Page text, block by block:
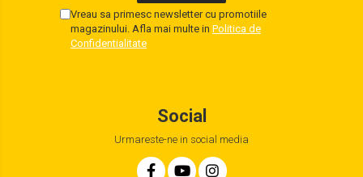
Vreau sa primesc newsletter cu promotiile
magazinului. Afla mai multe in Politica de
Confidentialitate
Social
Urmareste-ne in social media